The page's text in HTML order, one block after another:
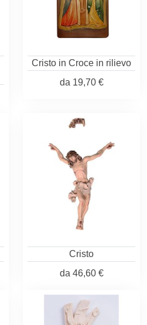
Cristo in Croce in rilievo
da 19,70 €
Cristo
da 46,60 €